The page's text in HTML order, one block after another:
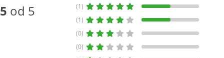
5 od 5
(1)
(1)
(0)
(0)